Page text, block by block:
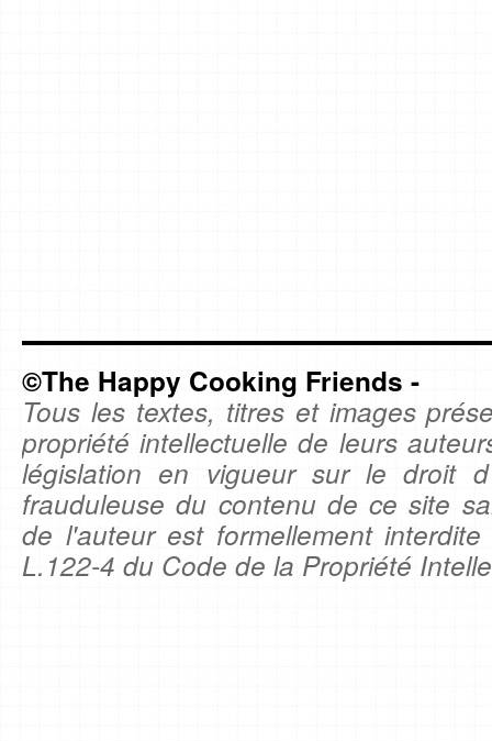
©The Happy Cooking Friends -
Tous les textes, titres et images
propriété intellectuelle de leurs
législation en vigueur sur le droit
frauduleuse du contenu de ce site
de l'auteur est formellement
L.122-4 du Code de la Propriété